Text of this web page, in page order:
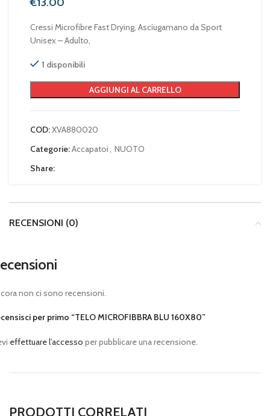
Cressi Microfibre Fast Drying, Asciugamano da Sport
Unisex – Adulto,
1 disponibili
AGGIUNGI AL CARRELLO
COD:XVA880020
Categorie:Accapatoi, NUOTO
Share:
RECENSIONI (0)
non ci sono recensioni.
per primo “TELO MICROFIBBRA BLU 160X80”
effettuare l’accesso per pubblicare una recensione.
PRODOTTI CORRELATI